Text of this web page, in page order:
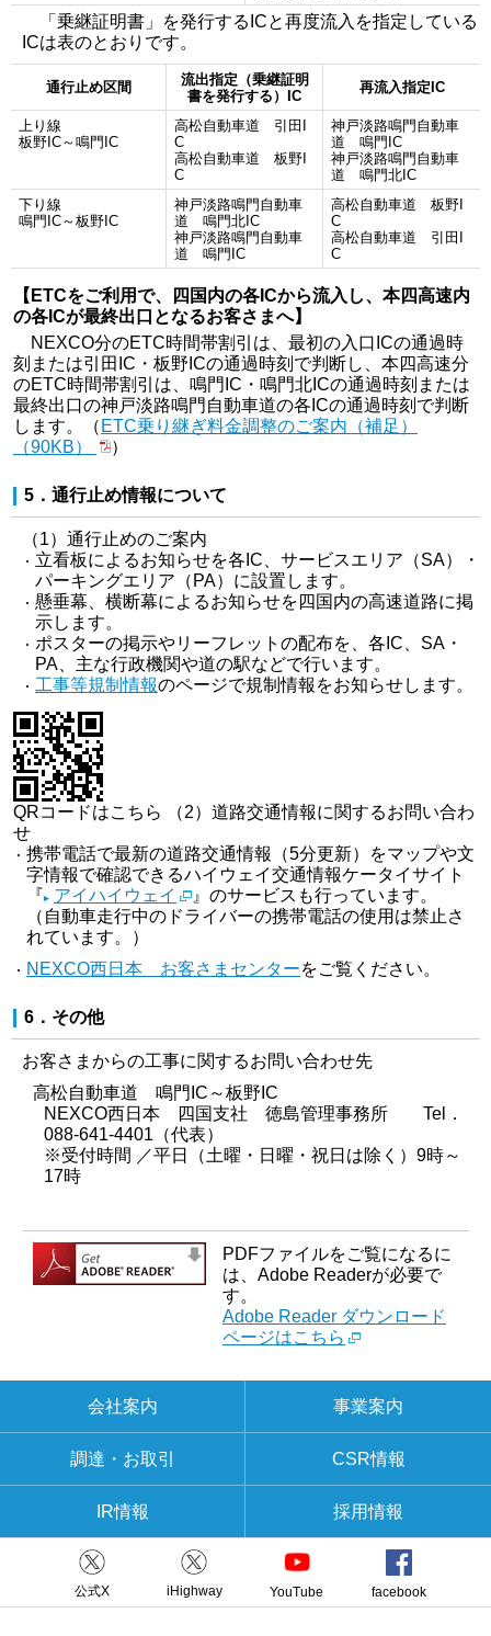
「乗継証明書」を発行するICと再度流入を指定している
ICは表のとおりです。
通行止め区間
流出指定（乗継証明
書を発行する）IC
再流入指定IC
上り線
板野IC～鳴門IC
高松自動車道 引田I
C
高松自動車道 板野I
C
神戸淡路鳴門自動車
道 鳴門IC
神戸淡路鳴門自動車
道 鳴門北IC
下り線
鳴門IC～板野IC
神戸淡路鳴門自動車
道 鳴門北IC
神戸淡路鳴門自動車
道 鳴門IC
高松自動車道 板野I
C
高松自動車道 引田I
C
【ETCをご利用で、四国内の各ICから流入し、本四高速内
の各ICが最終出口となるお客さまへ】
NEXCO分のETC時間帯割引は、最初の入口ICの通過時
刻または引田IC・板野ICの通過時刻で判断し、本四高速分
のETC時間帯割引は、鳴門IC・鳴門北ICの通過時刻または
最終出口の神戸淡路鳴門自動車道の各ICの通過時刻で判断
します。（ ETC乗り継ぎ料金調整のご案内（補足）
（90KB）
）
5．通行止め情報について
（1）通行止めのご案内
立看板によるお知らせを各IC、サービスエリア（SA）・
パーキングエリア（PA）に設置します。
懸垂幕、横断幕によるお知らせを四国内の高速道路に掲
示します。
ポスターの掲示やリーフレットの配布を、各IC、SA・
PA、主な行政機関や道の駅などで行います。
工事等規制情報のページで規制情報をお知らせします。
QRコードはこちら
（2）道路交通情報に関するお問い合わ
せ
携帯電話で最新の道路交通情報（5分更新）をマップや文
字情報で確認できるハイウェイ交通情報ケータイサイト
『
アイハイウェイ
』のサービスも行っています。
（自動車走行中のドライバーの携帯電話の使用は禁止さ
れています。）
NEXCO西日本 お客さまセンターをご覧ください。
6．その他
お客さまからの工事に関するお問い合わせ先
高松自動車道 鳴門IC～板野IC
NEXCO西日本 四国支社 徳島管理事務所 Tel．
088-641-4401（代表）
※受付時間 ／平日（土曜・日曜・祝日は除く）9時～
17時
PDFファイルをご覧になるに
は、Adobe Readerが必要で
す。
Adobe Reader ダウンロード
ページはこちら
会社案内 事業案内
調達・お取引 CSR情報
IR情報 採用情報
公式X iHighway YouTube facebook